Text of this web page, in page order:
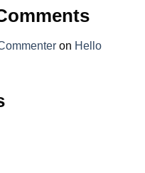
on Hello